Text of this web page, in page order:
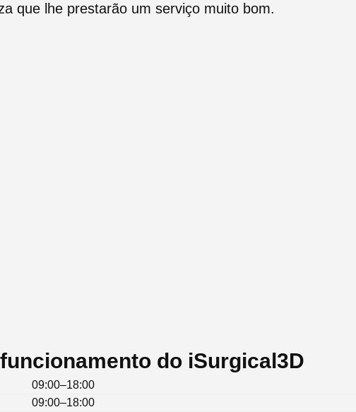
que lhe prestarão um serviço muito bom.
do iSurgical3D
09:00–18:00
09:00–18:00